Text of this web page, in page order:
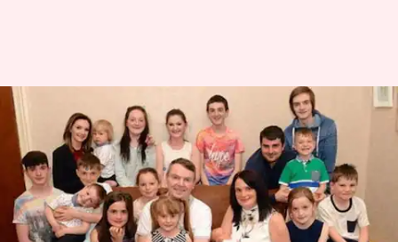
21 बच्चों की माँ है ये महिला, अब देगी
22वें बच्चे को जन्म
लेखन प्रदीप मौर्य Oct 23, 2019 10:29 am
क्या है खबर?